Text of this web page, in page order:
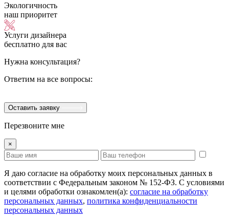
Экологичность
наш приоритет
Услуги дизайнера
бесплатно для вас
Нужна консультация?
Ответим на все вопросы:
Оставить заявку
Перезвоните мне
×
Я даю согласие на обработку моих персональных данных в
соответствии с Федеральным законом № 152-ФЗ. С условиями
и целями обработки ознакомлен(а): cогласие на обработку
персональных данных, политика конфиденциальности
персональных данных